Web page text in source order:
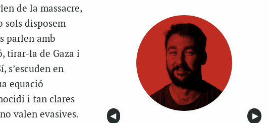
de la massacre,
sols disposem
parlen amb
tirar-la de Gaza i
s’escuden en
equació
i tan clares
valen evasives.
Anterior
◀︎ ▶︎